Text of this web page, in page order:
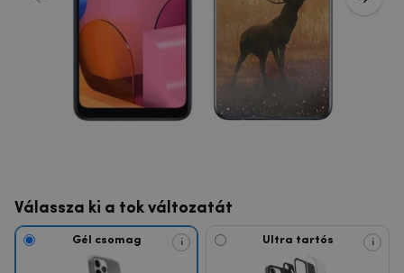
Válassza ki a tok változatát
Gél csomag i Ultra tartós i